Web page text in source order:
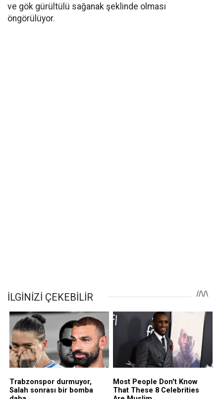
ve gök gürültülü sağanak şeklinde olması
öngörülüyor.